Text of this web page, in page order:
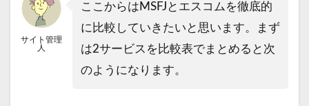
サイト管理
人
ここからはMSFJとエスコムを徹底的
に比較していきたいと思います。まず
は2サービスを比較表でまとめると次
のようになります。